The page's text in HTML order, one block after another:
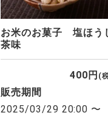
お米のお菓子 塩ほう
茶味
400
販売期間
2025/03/29 20:00 〜